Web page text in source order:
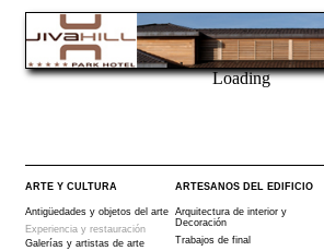
Loading
ARTE Y CULTURA
Antigüedades y objetos del arte
Experiencia y restauración
Galerías y artistas de arte
ARTESANOS DEL EDIFICIO
Arquitectura de interior y
Decoración
Trabajos de final